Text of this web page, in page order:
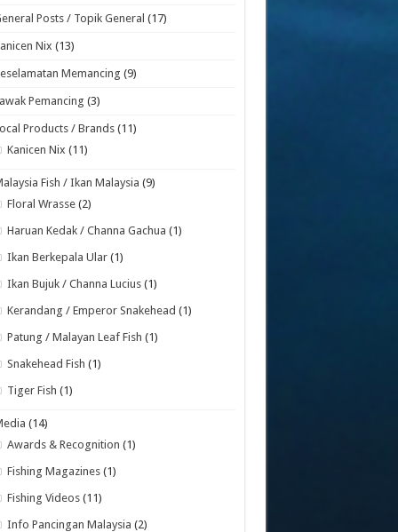
Posts / Topik General (17)
Nix (13)
Memancing (9)
Pemancing (3)
Products / Brands (11)
Kanicen Nix (11)
Fish / Ikan Malaysia (9)
Floral Wrasse (2)
Haruan Kedak / Channa Gachua (1)
Ikan Berkepala Ular (1)
Ikan Bujuk / Channa Lucius (1)
Kerandang / Emperor Snakehead (1)
Patung / Malayan Leaf Fish (1)
Snakehead Fish (1)
Tiger Fish (1)
(14)
Awards & Recognition (1)
Fishing Magazines (1)
Fishing Videos (11)
Info Pancingan Malaysia (2)